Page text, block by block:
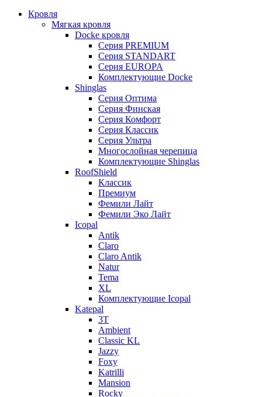
Кровля
Мягкая кровля
Docke кровля
Серия PREMIUM
Серия STANDART
Серия EUROPA
Комплектующие Docke
Shinglas
Серия Оптима
Серия Финская
Серия Комфорт
Серия Классик
Серия Ультра
Многослойная черепица
Комплектующие Shinglas
RoofShield
Классик
Премиум
Фемили Лайт
Фемили Эко Лайт
Icopal
Antik
Claro
Claro Antik
Natur
Tema
XL
Комплектующие Icopal
Katepal
3T
Ambient
Classic KL
Jazzy
Foxy
Katrilli
Mansion
Rocky